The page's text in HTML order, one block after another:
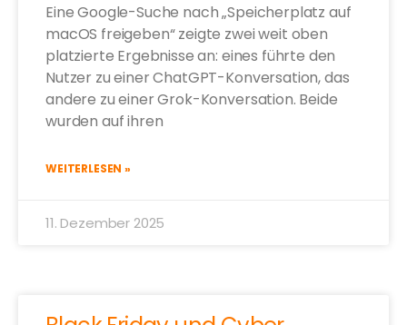
Eine Google-Suche nach „Speicherplatz auf
macOS freigeben“ zeigte zwei weit oben
platzierte Ergebnisse an: eines führte den
Nutzer zu einer ChatGPT-Konversation, das
andere zu einer Grok-Konversation. Beide
wurden auf ihren
WEITERLESEN »
11. Dezember 2025